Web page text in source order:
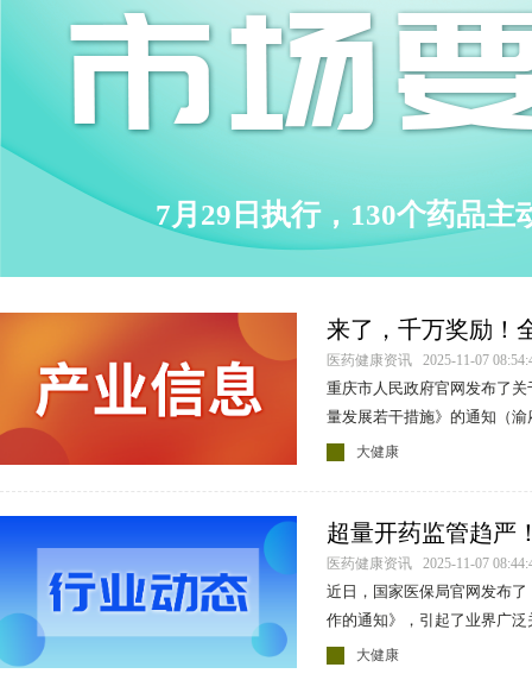
7月29日执行，130个药品主
来了，千万奖励！
医药健康资讯 2025-11-07
重庆市人民政府官网发布了
量发展若干措施》的通知（
大健康
超量开药监管趋严
医药健康资讯 2025-11-07
近日，国家医保局官网发布
作的通知》，引起了业界广泛
大健康